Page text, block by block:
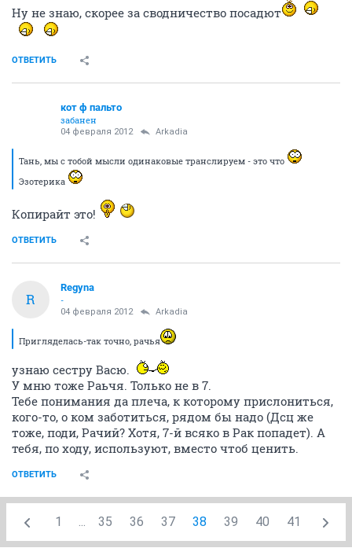
Ну не знаю, скорее за сводничество посадют
ОТВЕТИТЬ
кот ф пальто
забанен
04 февраля 2012 Arkadia
Тань, мы с тобой мысли одинаковые транслируем - это что
Эзотерика
Копирайт это!
ОТВЕТИТЬ
R
Regyna
-
04 февраля 2012 Arkadia
Пригляделась-так точно, рачья
узнаю сестру Васю.
У мню тоже Раьчя. Только не в 7.
Тебе понимания да плеча, к которому прислониться,
кого-то, о ком заботиться, рядом бы надо (Дсц же
тоже, поди, Рачий? Хотя, 7-й всяко в Рак попадет). А
тебя, по ходу, используют, вместо чтоб ценить.
ОТВЕТИТЬ
1 ... 35 36 37 38 39 40 41